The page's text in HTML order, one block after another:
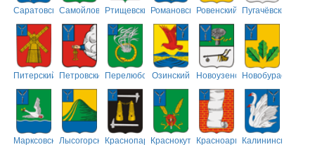
СаратовскийСамойловскийРтищевскийРомановскийРовенский Пугачёвский
Питерский ПетровскийПерелюбскийОзинский НовоузенскийНовобурасский
МарксовскийЛысогорскийКраснопартизанский
КраснокутскийКрасноармейский
Калининский